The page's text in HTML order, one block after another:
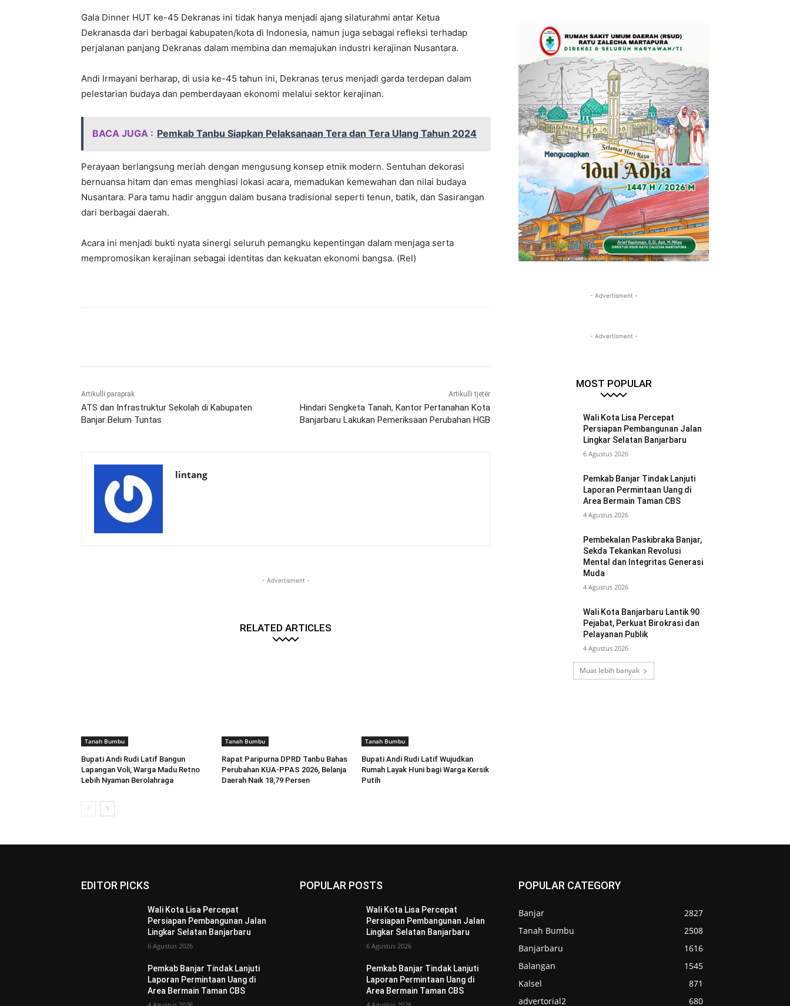
Gala Dinner HUT ke-45 Dekranas ini tidak hanya menjadi ajang silaturahmi antar Ketua
Dekranasda dari berbagai kabupaten/kota di Indonesia, namun juga sebagai refleksi terhadap
perjalanan panjang Dekranas dalam membina dan memajukan industri kerajinan Nusantara.
Andi Irmayani berharap, di usia ke-45 tahun ini, Dekranas terus menjadi garda terdepan dalam
pelestarian budaya dan pemberdayaan ekonomi melalui sektor kerajinan.
BACA JUGA : Pemkab Tanbu Siapkan Pelaksanaan Tera dan Tera Ulang Tahun 2024
Perayaan berlangsung meriah dengan mengusung konsep etnik modern. Sentuhan dekorasi
bernuansa hitam dan emas menghiasi lokasi acara, memadukan kemewahan dan nilai budaya
Nusantara. Para tamu hadir anggun dalam busana tradisional seperti tenun, batik, dan Sasirangan
dari berbagai daerah.
Acara ini menjadi bukti nyata sinergi seluruh pemangku kepentingan dalam menjaga serta
mempromosikan kerajinan sebagai identitas dan kekuatan ekonomi bangsa. (Rel)
Artikulli paraprak
ATS dan Infrastruktur Sekolah di Kabupaten
Banjar Belum Tuntas
Artikulli tjetër
Hindari Sengketa Tanah, Kantor Pertanahan Kota
Banjarbaru Lakukan Pemeriksaan Perubahan HGB
lintang
- Advertisment -
RELATED ARTICLES
Tanah Bumbu
Bupati Andi Rudi Latif Bangun
Lapangan Voli, Warga Madu Retno
Lebih Nyaman Berolahraga
Tanah Bumbu
Rapat Paripurna DPRD Tanbu Bahas
Perubahan KUA-PPAS 2026, Belanja
Daerah Naik 18,79 Persen
Tanah Bumbu
Bupati Andi Rudi Latif Wujudkan
Rumah Layak Huni bagi Warga Kersik
Putih
- Advertisment -
- Advertisment -
MOST POPULAR
Wali Kota Lisa Percepat
Persiapan Pembangunan Jalan
Lingkar Selatan Banjarbaru
6 Agustus 2026
Pemkab Banjar Tindak Lanjuti
Laporan Permintaan Uang di
Area Bermain Taman CBS
4 Agustus 2026
Pembekalan Paskibraka Banjar,
Sekda Tekankan Revolusi
Mental dan Integritas Generasi
Muda
4 Agustus 2026
Wali Kota Banjarbaru Lantik 90
Pejabat, Perkuat Birokrasi dan
Pelayanan Publik
4 Agustus 2026
Muat lebih banyak
EDITOR PICKS
Wali Kota Lisa Percepat
Persiapan Pembangunan Jalan
Lingkar Selatan Banjarbaru
6 Agustus 2026
Pemkab Banjar Tindak Lanjuti
Laporan Permintaan Uang di
Area Bermain Taman CBS
POPULAR POSTS
Wali Kota Lisa Percepat
Persiapan Pembangunan Jalan
Lingkar Selatan Banjarbaru
6 Agustus 2026
Pemkab Banjar Tindak Lanjuti
Laporan Permintaan Uang di
Area Bermain Taman CBS
POPULAR CATEGORY
Banjar
2827
Tanah Bumbu
2508
Banjarbaru
1616
Balangan
1545
Kalsel
871
advertorial2
680